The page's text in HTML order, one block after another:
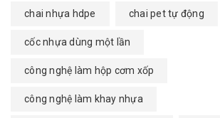
chai nhựa hdpe chai pet tự động
cốc nhựa dùng một lần
công nghệ làm hộp cơm xốp
công nghệ làm khay nhựa